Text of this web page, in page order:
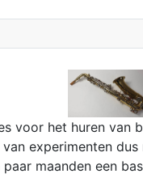
voor het huren van
van experimenten
paar maanden een